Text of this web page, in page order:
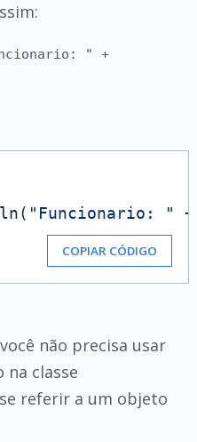
" +
"Funcionario: "
COPIAR CÓDIGO
não precisa usar
na classe
referir a um objeto